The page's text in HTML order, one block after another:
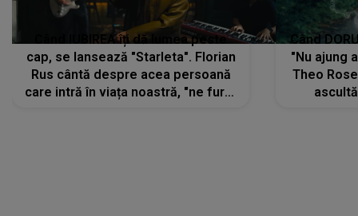
Când IUBIREA îți dă lumea peste
cap, se lansează "Starleta". Florian
Rus cântă despre acea persoană
care intră în viața noastră, "ne fură"
Când
"Nu ajung
Theo